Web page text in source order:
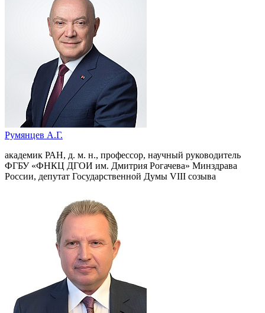
Румянцев А.Г.
академик РАН, д. м. н., профессор, научный руководитель
ФГБУ «ФНКЦ ДГОИ им. Дмитрия Рогачева» Минздрава
России, депутат Государственной Думы VIII созыва